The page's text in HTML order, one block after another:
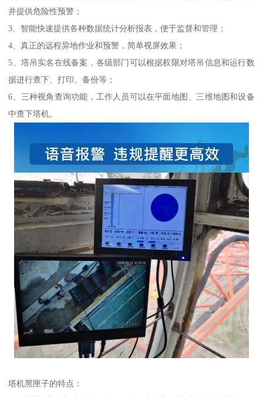
并提供危险性预警；
3、智能快速提供各种数据统计分析报表，便于监督和管理；
4、真正的远程异地作业和预警，简单视屏效果；
5、塔吊实名在线备案，各级部门可以根据权限对塔吊信息和运行数
据进行查下、打印、备份等；
6、三种视角查询功能，工作人员可以在平面地图、三维地图和设备
中查下塔机。
塔机黑匣子的特点：